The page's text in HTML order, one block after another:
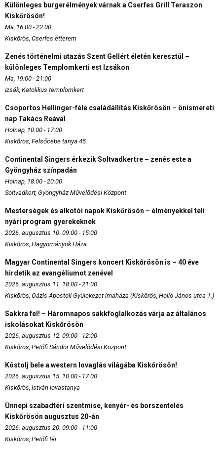
Különleges burgerélmények várnak a Cserfes Grill Teraszon
Kiskőrösön!
Ma, 16:00 - 22:00
Kiskőrös, Cserfes étterem
Zenés történelmi utazás Szent Gellért életén keresztül –
különleges Templomkerti est Izsákon
Ma, 19:00 - 21:00
Izsák, Katolikus templomkert
Csoportos Hellinger-féle családállítás Kiskőrösön – önismereti
nap Takács Reával
Holnap, 10:00 - 17:00
Kiskőrös, Felsőcebe tanya 45.
Continental Singers érkezik Soltvadkertre – zenés este a
Gyöngyház színpadán
Holnap, 18:00 - 20:00
Soltvadkert, Gyöngyház Művelődési Központ
Mesterségek és alkotói napok Kiskőrösön – élményekkel teli
nyári program gyerekeknek
2026. augusztus 10. 09:00 - 15:00
Kiskőrös, Hagyományok Háza
Magyar Continental Singers koncert Kiskőrösön is – 40 éve
hirdetik az evangéliumot zenével
2026. augusztus 11. 18:00 - 21:00
Kiskőrös, Oázis Apostoli Gyülekezet imaháza (Kiskőrös, Holló János utca 1.)
Sakkra fel! – Háromnapos sakkfoglalkozás várja az általános
iskolásokat Kiskőrösön
2026. augusztus 12. 09:00 - 12:00
Kiskőrös, Petőfi Sándor Művelődési Központ
Kóstolj bele a western lovaglás világába Kiskőrösön!
2026. augusztus 15. 10:00 - 17:00
Kiskőrös, István lovastanya
Ünnepi szabadtéri szentmise, kenyér- és borszentelés
Kiskőrösön augusztus 20-án
2026. augusztus 20. 09:00 - 11:00
Kiskőrös, Petőfi tér